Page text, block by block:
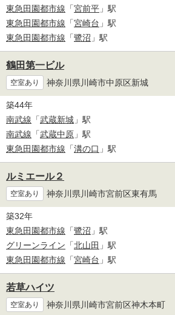
東急田園都市線 「宮前平 」駅
東急田園都市線 「宮崎台 」駅
東急田園都市線 「鷺沼 」駅
鶴田第一ビル
空室あり 神奈川県川崎市中原区新城
築44年
南武線 「武蔵新城 」駅
南武線 「武蔵中原 」駅
東急田園都市線 「溝の口 」駅
ルミエール２
空室あり 神奈川県川崎市宮前区東有馬
築32年
東急田園都市線 「鷺沼 」駅
グリーンライン 「北山田 」駅
東急田園都市線 「宮崎台 」駅
若草ハイツ
空室あり 神奈川県川崎市宮前区神木本町